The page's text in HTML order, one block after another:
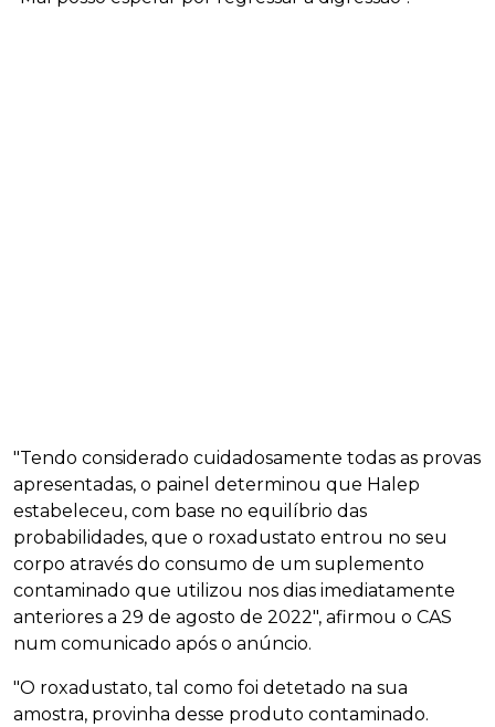
"Tendo considerado cuidadosamente todas as provas
apresentadas, o painel determinou que Halep
estabeleceu, com base no equilíbrio das
probabilidades, que o roxadustato entrou no seu
corpo através do consumo de um suplemento
contaminado que utilizou nos dias imediatamente
anteriores a 29 de agosto de 2022", afirmou o CAS
num comunicado após o anúncio.
"O roxadustato, tal como foi detetado na sua
amostra, provinha desse produto contaminado.